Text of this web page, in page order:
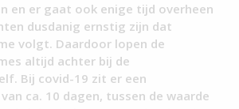
en er gaat ook enige tijd overheen
dusdanig ernstig zijn dat
volgt. Daardoor lopen de
altijd achter bij de
Bij covid-19 zit er een
ca. 10 dagen, tussen de waarde